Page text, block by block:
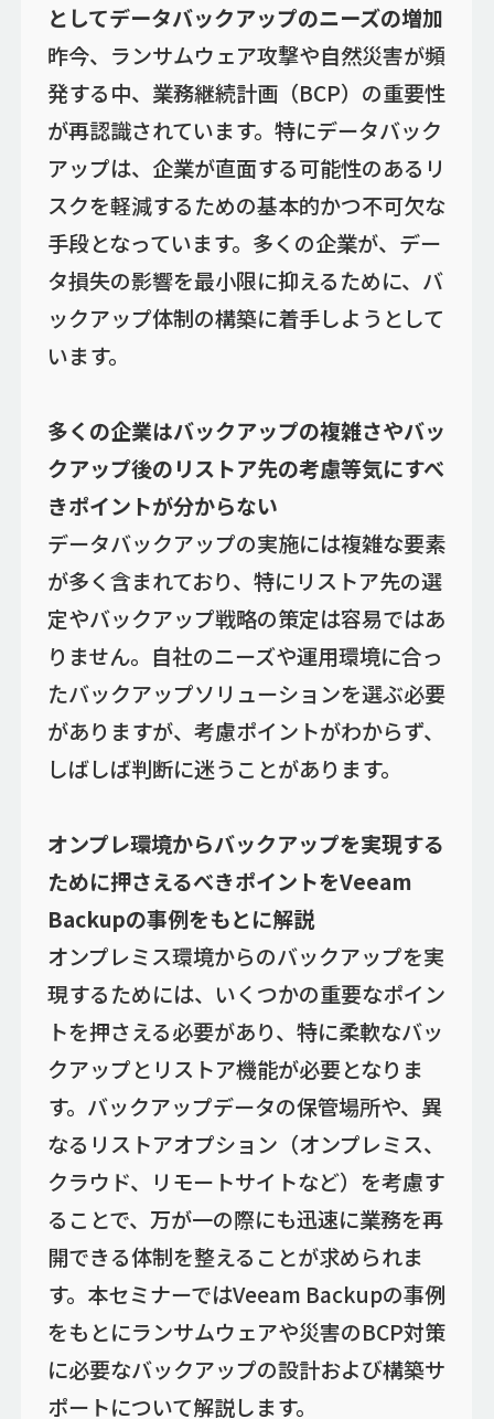
としてデータバックアップのニーズの増加
昨今、ランサムウェア攻撃や自然災害が頻
発する中、業務継続計画（BCP）の重要性
が再認識されています。特にデータバック
アップは、企業が直面する可能性のあるリ
スクを軽減するための基本的かつ不可欠な
手段となっています。多くの企業が、デー
タ損失の影響を最小限に抑えるために、バ
ックアップ体制の構築に着手しようとして
います。
多くの企業はバックアップの複雑さやバッ
クアップ後のリストア先の考慮等気にすべ
きポイントが分からない
データバックアップの実施には複雑な要素
が多く含まれており、特にリストア先の選
定やバックアップ戦略の策定は容易ではあ
りません。自社のニーズや運用環境に合っ
たバックアップソリューションを選ぶ必要
がありますが、考慮ポイントがわからず、
しばしば判断に迷うことがあります。
オンプレ環境からバックアップを実現する
ために押さえるべきポイントをVeeam
Backupの事例をもとに解説
オンプレミス環境からのバックアップを実
現するためには、いくつかの重要なポイン
トを押さえる必要があり、特に柔軟なバッ
クアップとリストア機能が必要となりま
す。バックアップデータの保管場所や、異
なるリストアオプション（オンプレミス、
クラウド、リモートサイトなど）を考慮す
ることで、万が一の際にも迅速に業務を再
開できる体制を整えることが求められま
す。本セミナーではVeeam Backupの事例
をもとにランサムウェアや災害のBCP対策
に必要なバックアップの設計および構築サ
ポートについて解説します。